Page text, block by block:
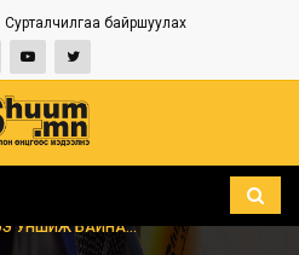
Сурталчилгаа байршуулах
УНШИЖ БАЙНА...